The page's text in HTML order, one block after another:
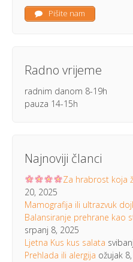
Pišite nam
Radno vrijeme
radnim danom 8-19h
pauza 14-15h
Najnoviji članci
Za hrabrost koja
20, 2025
Mamografija ili ultrazvuk
Balansiranje prehrane kao
srpanj 8, 2025
Ljetna Kus kus salata
Prehlada ili alergija ožujak